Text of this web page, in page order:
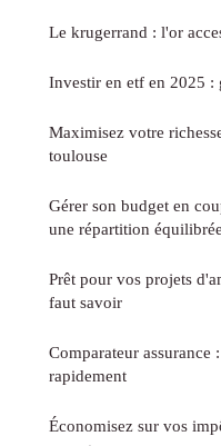
Le krugerrand : l'or
Investir en etf en 2025 :
Maximisez votre
toulouse
Gérer son budget en
une répartition équilibrée
Prêt pour vos projets
faut savoir
Comparateur
rapidement
Économisez sur vos